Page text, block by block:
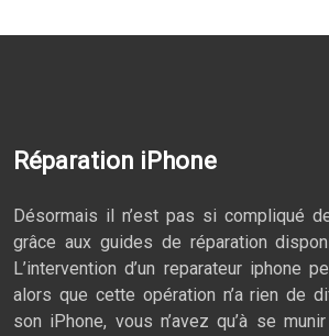
Réparation iPhone
Désormais il n’est pas si compliqué
grâce aux guides de réparation
L’intervention d’un reparateur iphone
alors que cette opération n’a rien de
son iPhone, vous n’avez qu’à se